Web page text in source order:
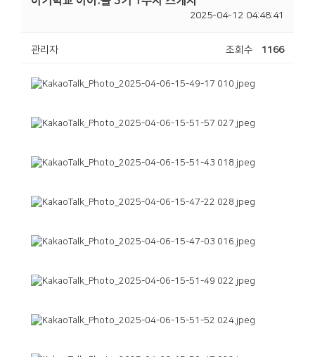
2025-04-12 04:48:41
관리자 조회수 1166